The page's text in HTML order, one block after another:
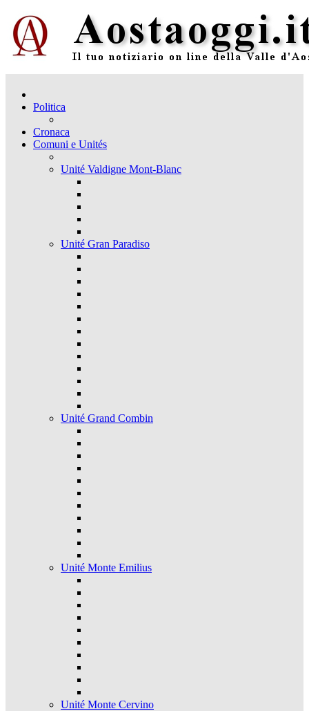
Politica
Cronaca
Comuni e Unités
Unité Valdigne Mont-Blanc
Unité Gran Paradiso
Unité Grand Combin
Unité Monte Emilius
Unité Monte Cervino